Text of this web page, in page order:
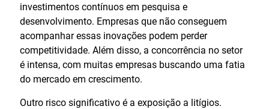
investimentos contínuos em pesquisa e
desenvolvimento. Empresas que não conseguem
acompanhar essas inovações podem perder
competitividade. Além disso, a concorrência no setor
é intensa, com muitas empresas buscando uma fatia
do mercado em crescimento.
Outro risco significativo é a exposição a litígios.